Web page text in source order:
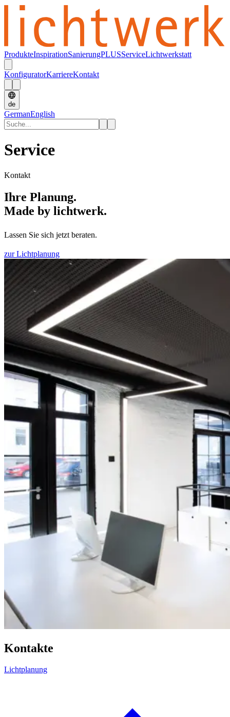
ProdukteInspirationSanierungPLUSServiceLichtwerkstatt
KonfiguratorKarriereKontakt
de
GermanEnglish
Service
Kontakt
Ihre Planung.
Made by lichtwerk.
Lassen Sie sich jetzt beraten.
zur Lichtplanung
Kontakte
Lichtplanung